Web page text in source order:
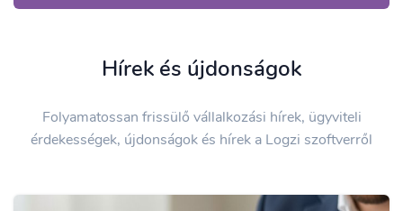
Hírek és újdonságok
Folyamatossan frissülő vállalkozási hírek, ügyviteli
érdekességek, újdonságok és hírek a Logzi szoftverről